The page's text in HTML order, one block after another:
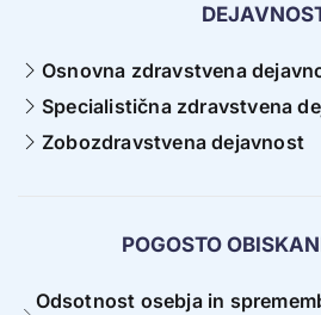
Osnovna zdravstvena
Specialistična zdravstvena
Zobozdravstvena dejavnost
POGOSTO
Odsotnost osebja in